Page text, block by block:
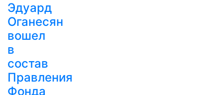
Эдуард
Оганесян
вошел
в
состав
Правления
Фонда